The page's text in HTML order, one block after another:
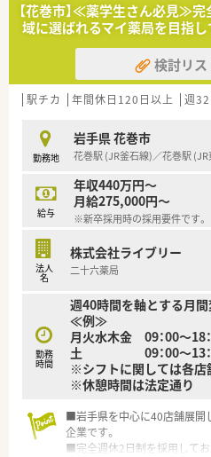
【花巻市】≪薬学生さん必見≫
域に選ばれるマイ薬局を目指し
検討リ
駅チカ 年間休日120日以上 週
勤務地
岩手県 花巻市
花巻駅 (JR釜石線)／花巻駅
給与
年収440万円～
月給275,000円～
※新卒採用時の採用要件です。
法人
名
株式会社ライブリー
二十六薬局
勤務
時間
週40時間を軸とする月
≪例≫
月火水木金 09：00～18
土 09：00～13：
※シフトに関しては各店
※休憩時間は法定通り
■岩手県を中心に40店舗展開
企業です。
■完全週休2日制を採用して